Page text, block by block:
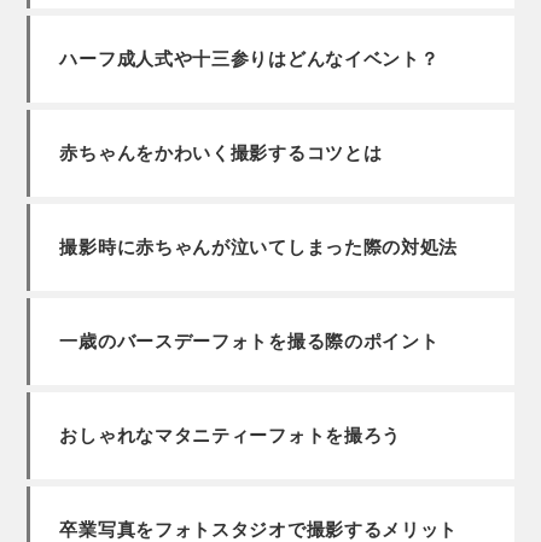
ハーフ成人式や十三参りはどんなイベント？
赤ちゃんをかわいく撮影するコツとは
撮影時に赤ちゃんが泣いてしまった際の対処法
一歳のバースデーフォトを撮る際のポイント
おしゃれなマタニティーフォトを撮ろう
卒業写真をフォトスタジオで撮影するメリット